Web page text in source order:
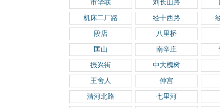
市华联 刘长山路
机床二厂路 经十西路
段店 八里桥
匡山 南辛庄
振兴街 中大槐树
王舍人 仲宫
清河北路 七里河